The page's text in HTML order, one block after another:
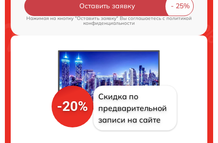
Оставить заявку
Нажимая на кнопку "Оставить заявку" Вы соглашаетесь cполитикой
конфиденциальности
-20%
Скидка по
предварительной
записи на сайте